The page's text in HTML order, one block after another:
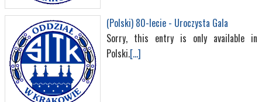
(Polski) 80-lecie - Uroczysta Gala
Sorry, this entry is only available in
Polski.[...]